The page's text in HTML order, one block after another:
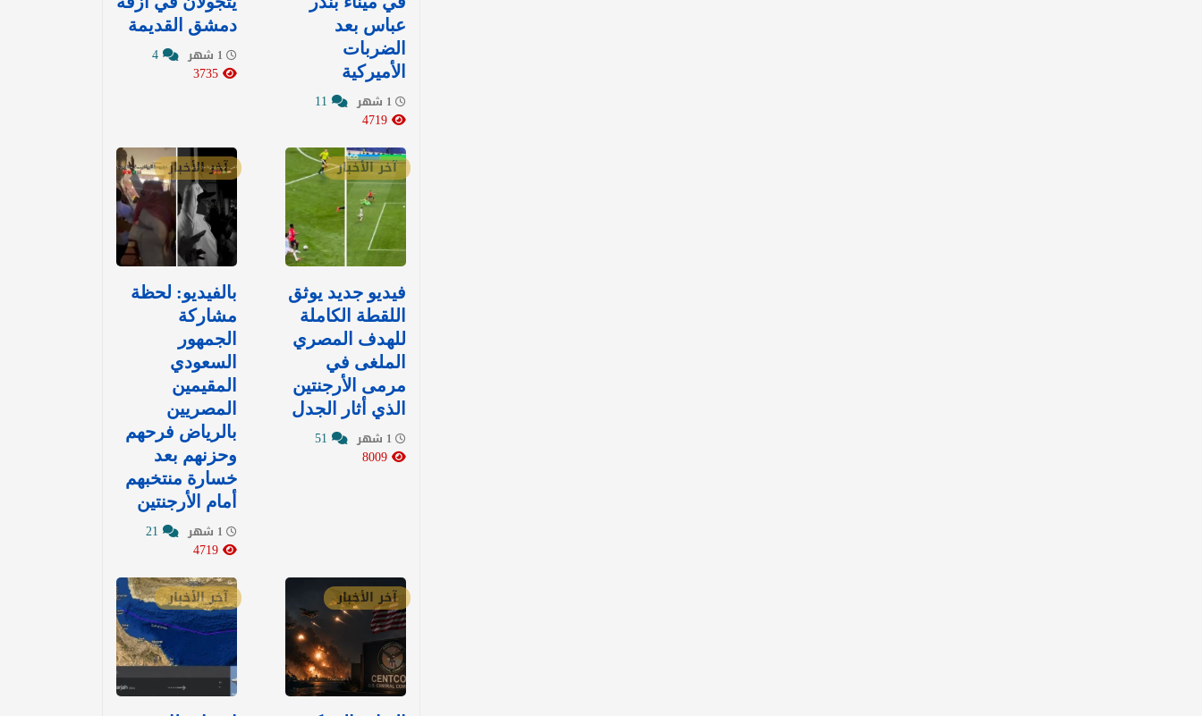
عباس بعد
الضربات
الأميركية
دمشق القديمة
آخر الأخبار
فيديو جديد يوثق
اللقطة الكاملة
للهدف المصري
الملغى في
مرمى الأرجنتين
الذي أثار الجدل
آخر الأخبار
بالفيديو: لحظة
مشاركة
الجمهور
السعودي
المقيمين
المصريين
بالرياض فرحهم
وحزنهم بعد
خسارة منتخبهم
أمام الأرجنتين
آخر الأخبار
آخر الأخبار